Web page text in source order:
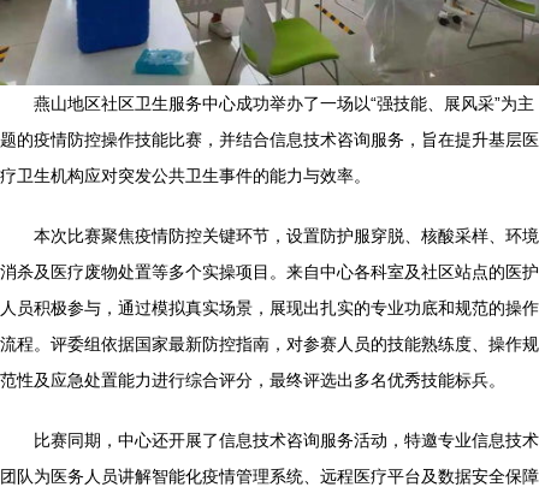
燕山地区社区卫生服务中心成功举办了一场以“强技能、展风采”为主
题的疫情防控操作技能比赛，并结合信息技术咨询服务，旨在提升基层医
疗卫生机构应对突发公共卫生事件的能力与效率。
本次比赛聚焦疫情防控关键环节，设置防护服穿脱、核酸采样、环境
消杀及医疗废物处置等多个实操项目。来自中心各科室及社区站点的医护
人员积极参与，通过模拟真实场景，展现出扎实的专业功底和规范的操作
流程。评委组依据国家最新防控指南，对参赛人员的技能熟练度、操作规
范性及应急处置能力进行综合评分，最终评选出多名优秀技能标兵。
比赛同期，中心还开展了信息技术咨询服务活动，特邀专业信息技术
团队为医务人员讲解智能化疫情管理系统、远程医疗平台及数据安全保障